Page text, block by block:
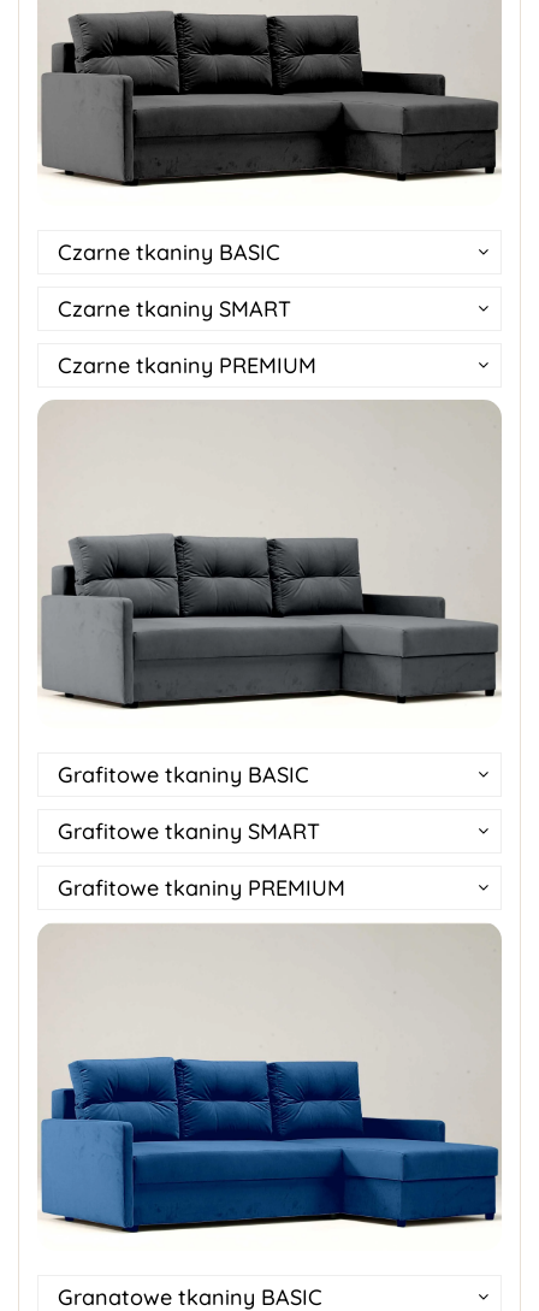
Czarne tkaniny BASIC
Czarne tkaniny SMART
Czarne tkaniny PREMIUM
Grafitowe tkaniny BASIC
Grafitowe tkaniny SMART
Grafitowe tkaniny PREMIUM
Granatowe tkaniny BASIC